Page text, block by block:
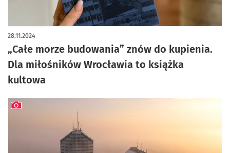
„Całe morze budowania” znów do kupienia.
Dla miłośników Wrocławia to książka
kultowa
28.11.2024